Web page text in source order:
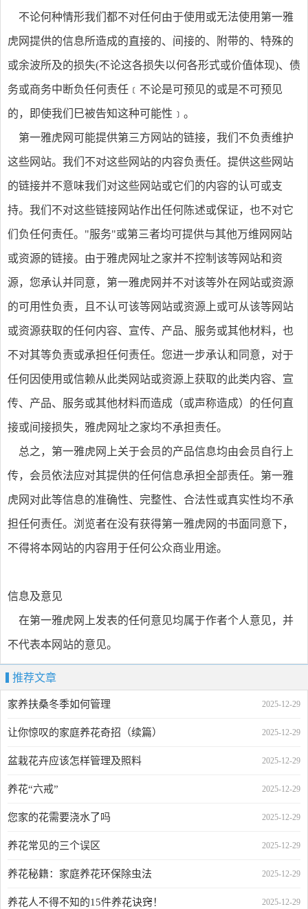
不论何种情形我们都不对任何由于使用或无法使用第一雅
虎网提供的信息所造成的直接的、间接的、附带的、特殊的
或余波所及的损失(不论这各损失以何各形式或价值体现)、债
务或商务中断负任何责任﹝不论是可预见的或是不可预见
的，即使我们巳被告知这种可能性﹞。
第一雅虎网可能提供第三方网站的链接，我们不负责维护
这些网站。我们不对这些网站的内容负责任。提供这些网站
的链接并不意味我们对这些网站或它们的内容的认可或支
持。我们不对这些链接网站作出任何陈述或保证，也不对它
们负任何责任。"服务"或第三者均可提供与其他万维网网站
或资源的链接。由于雅虎网址之家并不控制该等网站和资
源，您承认并同意，第一雅虎网并不对该等外在网站或资源
的可用性负责，且不认可该等网站或资源上或可从该等网站
或资源获取的任何内容、宣传、产品、服务或其他材料，也
不对其等负责或承担任何责任。您进一步承认和同意，对于
任何因使用或信赖从此类网站或资源上获取的此类内容、宣
传、产品、服务或其他材料而造成（或声称造成）的任何直
接或间接损失，雅虎网址之家均不承担责任。
总之，第一雅虎网上关于会员的产品信息均由会员自行上
传，会员依法应对其提供的任何信息承担全部责任。第一雅
虎网对此等信息的准确性、完整性、合法性或真实性均不承
担任何责任。浏览者在没有获得第一雅虎网的书面同意下，
不得将本网站的内容用于任何公众商业用途。
信息及意见
在第一雅虎网上发表的任何意见均属于作者个人意见，并
不代表本网站的意见。
推荐文章
2025-12-29
家养扶桑冬季如何管理
2025-12-29
让你惊叹的家庭养花奇招（续篇）
2025-12-29
盆栽花卉应该怎样管理及照料
2025-12-29
养花“六戒”
2025-12-29
您家的花需要浇水了吗
2025-12-29
养花常见的三个误区
2025-12-29
养花秘籍：家庭养花环保除虫法
2025-12-29
养花人不得不知的15件养花诀窍！